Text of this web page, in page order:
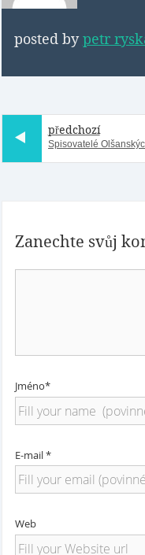
posted bypetr
předchozí
Zanechte svůj
Jméno*
E-mail *
Web